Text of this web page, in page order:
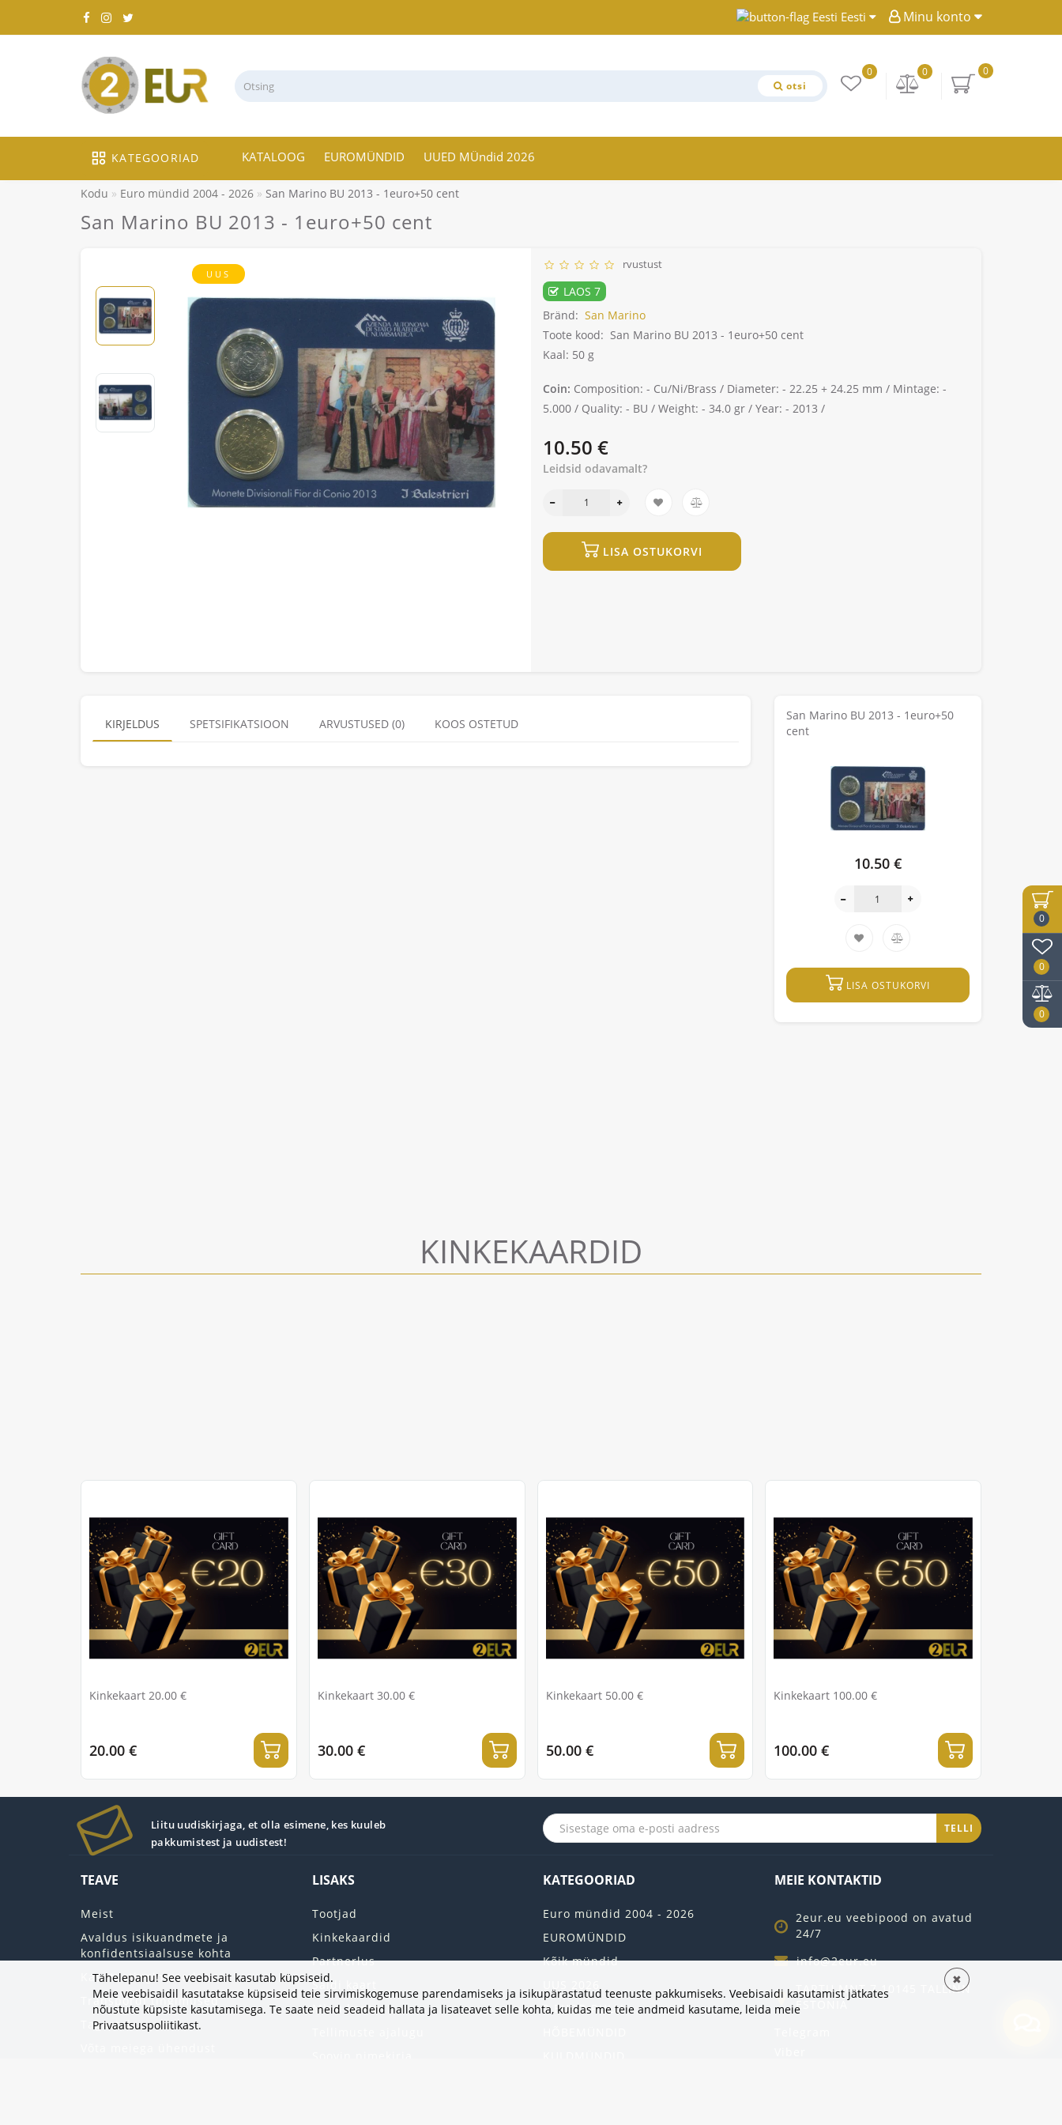
0
0
0
Minu konto
Eesti
otsi
0
0
0
KATEGOORIAD KATALOOG EUROMÜNDID UUED MÜndid 2026
Kodu Euro mündid 2004 - 2026 San Marino BU 2013 - 1euro+50 cent
San Marino BU 2013 - 1euro+50 cent
UUS
rvustust
LAOS 7
Bränd: San Marino
Toote kood: San Marino BU 2013 - 1euro+50 cent
Kaal: 50 g
Coin: Composition: - Cu/Ni/Brass / Diameter: - 22.25 + 24.25 mm / Mintage: -
5.000 / Quality: - BU / Weight: - 34.0 gr / Year: - 2013 /
10.50 €
Leidsid odavamalt?
LISA OSTUKORVI
KIRJELDUS SPETSIFIKATSIOON ARVUSTUSED (0) KOOS OSTETUD
San Marino BU 2013 - 1euro+50
cent
10.50 €
LISA OSTUKORVI
KINKEKAARDID
Kinkekaart 20.00 €
20.00 €
Kinkekaart 30.00 €
30.00 €
Kinkekaart 50.00 €
50.00 €
Kinkekaart 100.00 €
100.00 €
Liitu uudiskirjaga, et olla esimene, kes kuuleb
pakkumistest ja uudistest!
TELLI
TEAVE
Meist
Avaldus isikuandmete ja
konfidentsiaalsuse kohta
Kasutustingimused
Transpordi tingimused
Tagastab
LISAKS
Tootjad
Kinkekaardid
Partnerlus
Saidi kaart
Minu konto
KATEGOORIAD
Euro mündid 2004 - 2026
EUROMÜNDID
Kõik mündid
2 EURO RULLI
MEIE KONTAKTID
2eur.eu veebipood on avatud
24/7
info@2eur.eu
TARTU MNT 7 10145 TALLINN
ESTONIA
Tähelepanu! See veebisait kasutab küpsiseid.
Meie veebisaidil kasutatakse küpsiseid teie sirvimiskogemuse parendamiseks ja isikupärastatud teenuste pakkumiseks. Veebisaidi kasutamist jätkates
nõustute küpsiste kasutamisega. Te saate neid seadeid hallata ja lisateavet selle kohta, kuidas me teie andmeid kasutame, leida meie
Privaatsuspoliitikast.
✖